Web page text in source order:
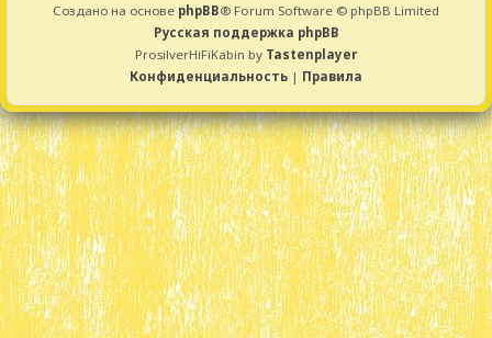
Создано на основе phpBB® Forum Software © phpBB Limited
Русская поддержка phpBB
ProsilverHiFiKabin by Tastenplayer
Конфиденциальность | Правила